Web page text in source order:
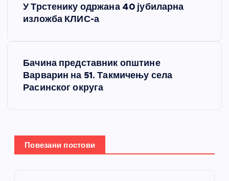
У Трстенику одржана 40 јубиларна
изложба КЛИС-а
Бачина представник општине
Варварин на 51. Такмичењу села
Расинског округа
Повезани постови